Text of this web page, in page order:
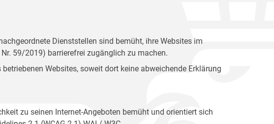
Dienststellen sind bemüht, ihre Websites im
59/2019) barrierefrei zugänglich zu machen.
Websites, soweit dort keine abweichende Erklärung
zu seinen Internet-Angeboten bemüht und orientiert sich